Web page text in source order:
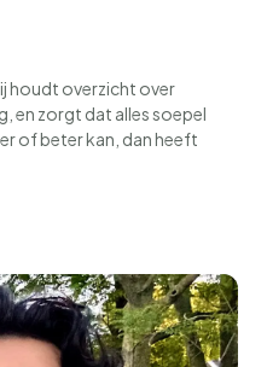
houdt overzicht over
en zorgt dat alles soepel
of beter kan, dan heeft